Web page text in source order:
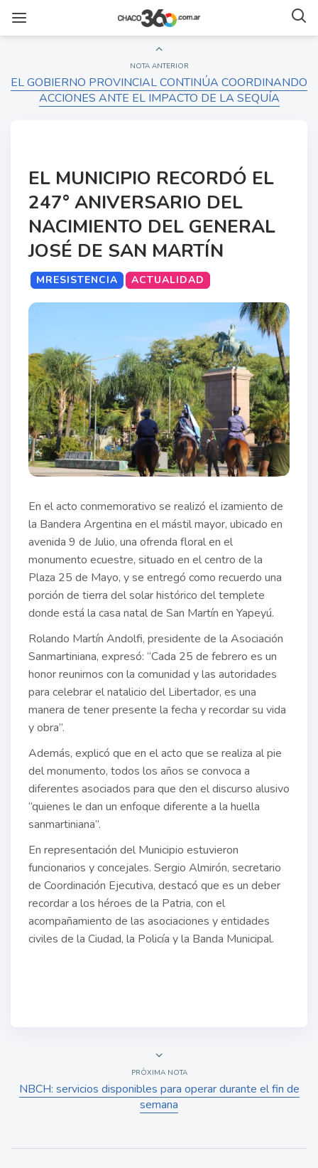
NOTA ANTERIOR
EL GOBIERNO PROVINCIAL CONTINÚA COORDINANDO
ACCIONES ANTE EL IMPACTO DE LA SEQUÍA
EL MUNICIPIO RECORDÓ EL
247° ANIVERSARIO DEL
NACIMIENTO DEL GENERAL
JOSÉ DE SAN MARTÍN
MRESISTENCIA ACTUALIDAD
En el acto conmemorativo se realizó el izamiento de
la Bandera Argentina en el mástil mayor, ubicado en
avenida 9 de Julio, una ofrenda floral en el
monumento ecuestre, situado en el centro de la
Plaza 25 de Mayo, y se entregó como recuerdo una
porción de tierra del solar histórico del templete
donde está la casa natal de San Martín en Yapeyú.
Rolando Martín Andolfi, presidente de la Asociación
Sanmartiniana, expresó: “Cada 25 de febrero es un
honor reunirnos con la comunidad y las autoridades
para celebrar el natalicio del Libertador, es una
manera de tener presente la fecha y recordar su vida
y obra”.
Además, explicó que en el acto que se realiza al pie
del monumento, todos los años se convoca a
diferentes asociados para que den el discurso alusivo
“quienes le dan un enfoque diferente a la huella
sanmartiniana”.
En representación del Municipio estuvieron
funcionarios y concejales. Sergio Almirón, secretario
de Coordinación Ejecutiva, destacó que es un deber
recordar a los héroes de la Patria, con el
acompañamiento de las asociaciones y entidades
civiles de la Ciudad, la Policía y la Banda Municipal.
PRÓXIMA NOTA
NBCH: servicios disponibles para operar durante el fin de
semana